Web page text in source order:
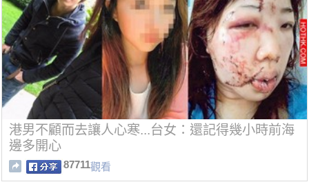
港男不顧而去讓人心寒...台女：還記得幾小時前海
邊多開心
87711觀看